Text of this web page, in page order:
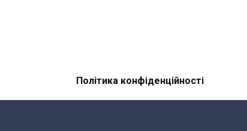
Політика конфіденційності